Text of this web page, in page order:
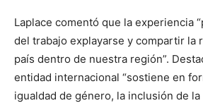
Laplace comentó que la experiencia
del trabajo explayarse y compartir la
país dentro de nuestra región”.
entidad internacional “sostiene en
igualdad de género, la inclusión de